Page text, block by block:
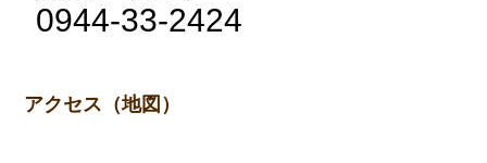
0944-33-2424
アクセス（地図）